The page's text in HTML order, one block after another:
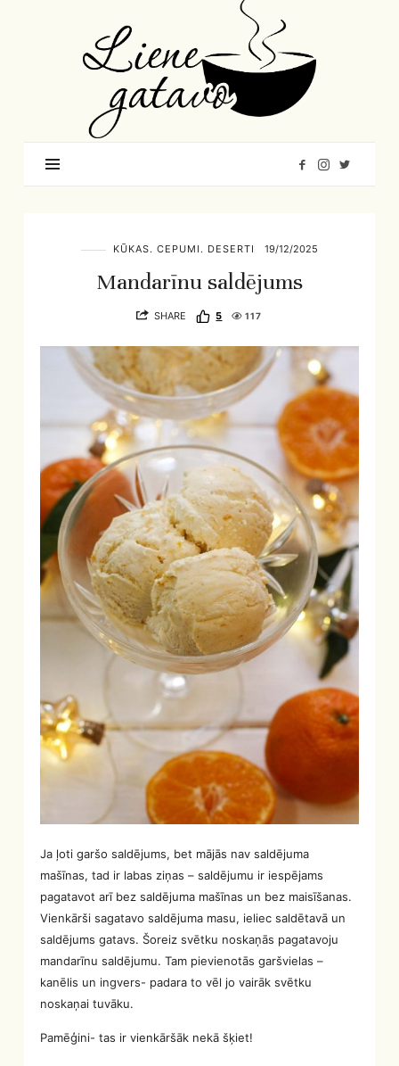
Gatavo
–
Mana
garšu
pasaule
KŪKAS. CEPUMI. DESERTI 19/12/2025
Mandarīnu saldējums
SHARE 5 117
Ja ļoti garšo saldējums, bet mājās nav saldējuma
mašīnas, tad ir labas ziņas – saldējumu ir iespējams
pagatavot arī bez saldējuma mašīnas un bez maisīšanas.
Vienkārši sagatavo saldējuma masu, ieliec saldētavā un
saldējums gatavs. Šoreiz svētku noskaņās pagatavoju
mandarīnu saldējumu. Tam pievienotās garšvielas –
kanēlis un ingvers- padara to vēl jo vairāk svētku
noskaņai tuvāku.
Pamēģini- tas ir vienkāršāk nekā šķiet!